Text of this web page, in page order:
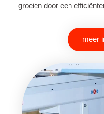
groeien door een
meer